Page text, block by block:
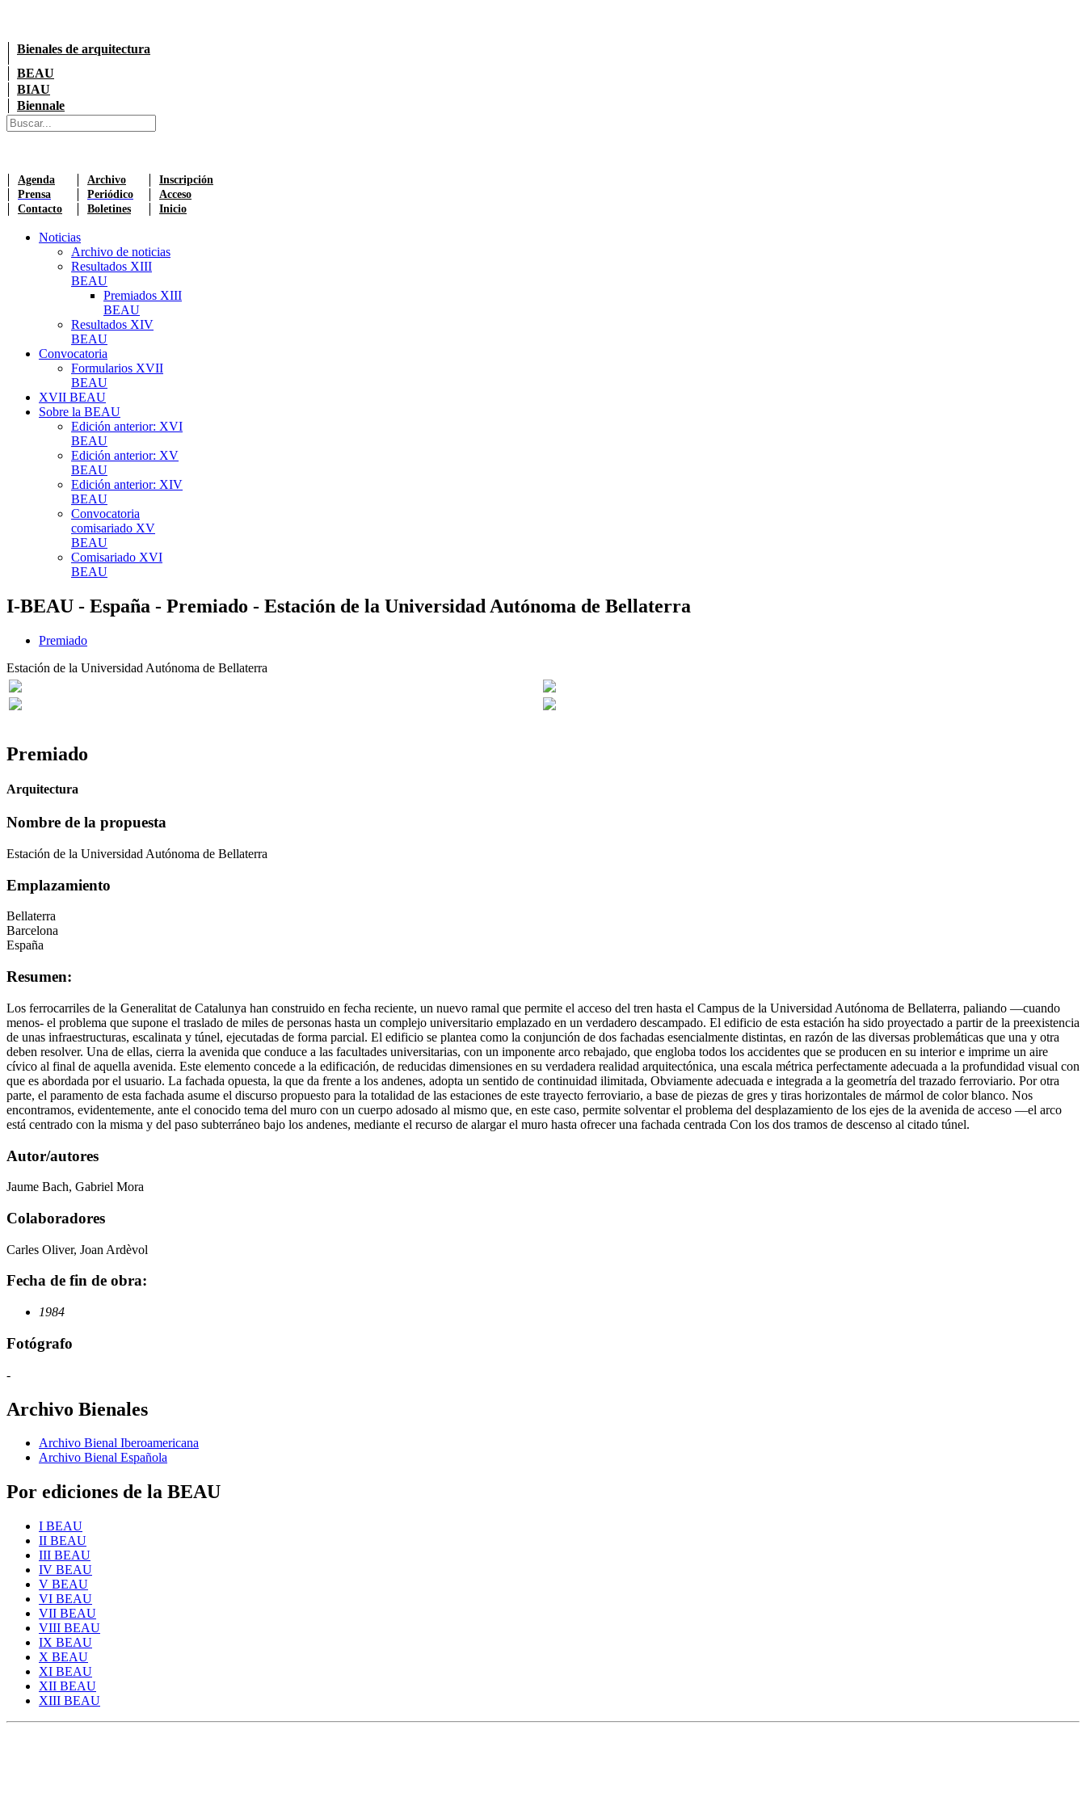
Bienales de arquitectura
BEAU
BIAU
Biennale
Agenda Archivo
Inscripción
Prensa
Periódico
Acceso
Contacto
Boletines Inicio
Noticias
Archivo de noticias
Resultados XIII
BEAU
Premiados XIII
BEAU
Resultados XIV
BEAU
Convocatoria
Formularios XVII
BEAU
XVII BEAU
Sobre la BEAU
Edición anterior: XVI
BEAU
Edición anterior: XV
BEAU
Edición anterior: XIV
BEAU
Convocatoria
comisariado XV
BEAU
Comisariado XVI
BEAU
I-BEAU - España - Premiado - Estación de la Universidad Autónoma de Bellaterra
Premiado
Estación de la Universidad Autónoma de Bellaterra
Premiado
Arquitectura
Nombre de la propuesta
Estación de la Universidad Autónoma de Bellaterra
Emplazamiento
Bellaterra
Barcelona
España
Resumen:
Los ferrocarriles de la Generalitat de Catalunya han construido en fecha reciente, un nuevo ramal que permite el acceso del tren hasta el Campus de la Universidad Autónoma de Bellaterra, paliando —cuando
menos- el problema que supone el traslado de miles de personas hasta un complejo universitario emplazado en un verdadero descampado. El edificio de esta estación ha sido proyectado a partir de la preexistencia
de unas infraestructuras, escalinata y túnel, ejecutadas de forma parcial. El edificio se plantea como la conjunción de dos fachadas esencialmente distintas, en razón de las diversas problemáticas que una y otra
deben resolver. Una de ellas, cierra la avenida que conduce a las facultades universitarias, con un imponente arco rebajado, que engloba todos los accidentes que se producen en su interior e imprime un aire
cívico al final de aquella avenida. Este elemento concede a la edificación, de reducidas dimensiones en su verdadera realidad arquitectónica, una escala métrica perfectamente adecuada a la profundidad visual con
que es abordada por el usuario. La fachada opuesta, la que da frente a los andenes, adopta un sentido de continuidad ilimitada, Obviamente adecuada e integrada a la geometría del trazado ferroviario. Por otra
parte, el paramento de esta fachada asume el discurso propuesto para la totalidad de las estaciones de este trayecto ferroviario, a base de piezas de gres y tiras horizontales de mármol de color blanco. Nos
encontramos, evidentemente, ante el conocido tema del muro con un cuerpo adosado al mismo que, en este caso, permite solventar el problema del desplazamiento de los ejes de la avenida de acceso —el arco
está centrado con la misma y del paso subterráneo bajo los andenes, mediante el recurso de alargar el muro hasta ofrecer una fachada centrada Con los dos tramos de descenso al citado túnel.
Autor/autores
Jaume Bach, Gabriel Mora
Colaboradores
Carles Oliver, Joan Ardèvol
Fecha de fin de obra:
1984
Fotógrafo
-
Archivo Bienales
Archivo Bienal Iberoamericana
Archivo Bienal Española
Por ediciones de la BEAU
I BEAU
II BEAU
III BEAU
IV BEAU
V BEAU
VI BEAU
VII BEAU
VIII BEAU
IX BEAU
X BEAU
XI BEAU
XII BEAU
XIII BEAU